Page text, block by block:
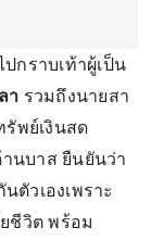
กราบเท้าผู้เป็น
า รวมถึงนายสา
พย์เงินสด
นบาส ยืนยันว่า
ตัวเองเพราะ
ชีวิต พร้อม